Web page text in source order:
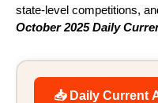
state-level competitions,
October 2025 Daily
📥 Daily Current